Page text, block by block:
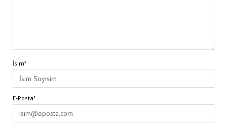
İsim*
E-Posta*